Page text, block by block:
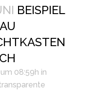
BEISPIEL
08:59h in